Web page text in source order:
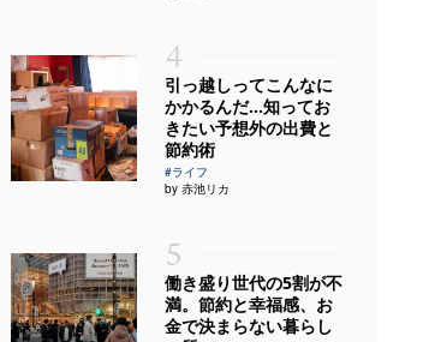
4
引っ越しってこんなに
かかるんだ…知ってお
きたい予想外の出費と
節約術
#ライフ
by 赤池リカ
5
働き盛り世代の5割が不
満。節約と幸福感、お
金で決まらない暮らし